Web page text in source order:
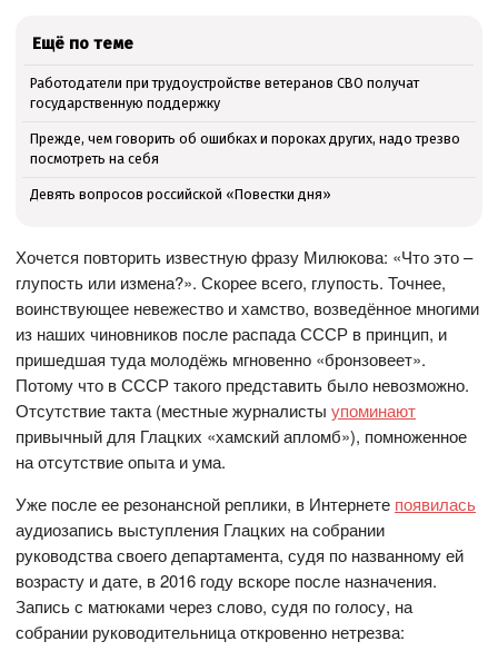
Ещё по теме
Работодатели при трудоустройстве ветеранов СВО получат
государственную поддержку
Прежде, чем говорить об ошибках и пороках других, надо трезво
посмотреть на себя
Девять вопросов российской «Повестки дня»
Хочется повторить известную фразу Милюкова: «Что это –
глупость или измена?». Скорее всего, глупость. Точнее,
воинствующее невежество и хамство, возведённое многими
из наших чиновников после распада СССР в принцип, и
пришедшая туда молодёжь мгновенно «бронзовеет».
Потому что в СССР такого представить было невозможно.
Отсутствие такта (местные журналистыупоминают
привычный для Глацких «хамский апломб»), помноженное
на отсутствие опыта и ума.
Уже после ее резонансной реплики, в Интернете появилась
аудиозапись выступления Глацких на собрании
руководства своего департамента, судя по названному ей
возрасту и дате, в 2016 году вскоре после назначения.
Запись с матюками через слово, судя по голосу, на
собрании руководительница откровенно нетрезва: